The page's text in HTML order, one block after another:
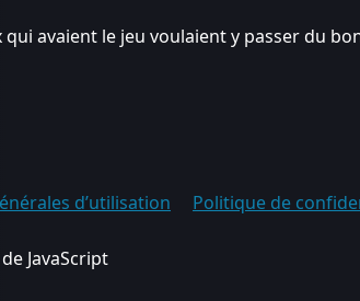
qui avaient le jeu voulaient y passer du
d’utilisation Politique de
JavaScript